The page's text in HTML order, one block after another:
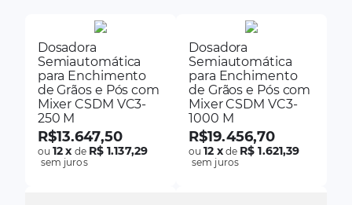
Dosadora
Semiautomática
para Enchimento
de Grãos e Pós com
Mixer CSDM VC3-
250 M
R$13.647,50
ou12x de R$ 1.137,29
sem juros
Dosadora
Semiautomática
para Enchimento
de Grãos e Pós com
Mixer CSDM VC3-
1000 M
R$19.456,70
ou12 xde R$ 1.621,39
sem juros